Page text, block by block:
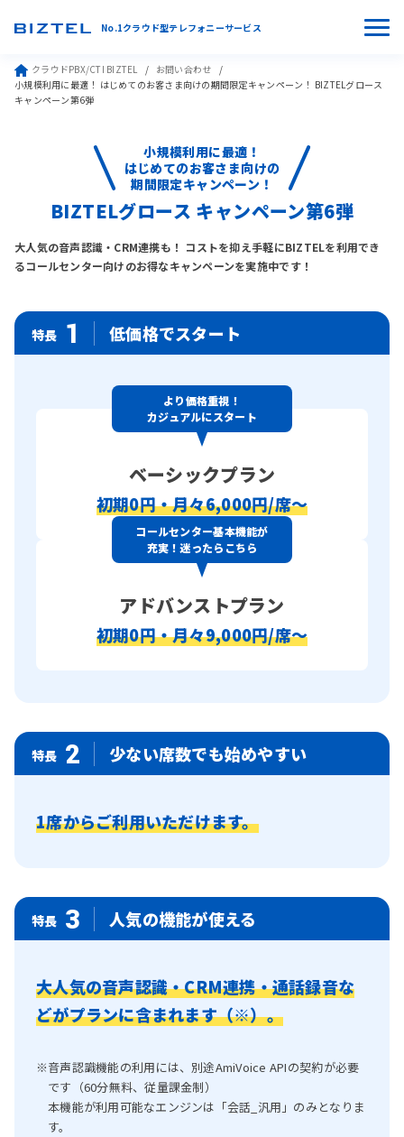
No.1クラウド型テレフォニーサービス
クラウドPBX/CTI BIZTEL
お問い合わせ
小規模利用に最適！ はじめてのお客さま向けの期間限定キャンペーン！ BIZTELグロース
キャンペーン第6弾
小規模利用に最適！
はじめてのお客さま向けの
期間限定キャンペーン！
BIZTELグロース キャンペーン第6弾
大人気の音声認識・CRM連携も！ コストを抑え手軽にBIZTELを利用でき
るコールセンター向けのお得なキャンペーンを実施中です！
特長 1 低価格でスタート
より価格重視！
カジュアルにスタート
ベーシックプラン
初期0円・月々6,000円/席〜
コールセンター基本機能が
充実！迷ったらこちら
アドバンストプラン
初期0円・月々9,000円/席〜
特長 2 少ない席数でも始めやすい
1席からご利用いただけます。
特長 3 人気の機能が使える
大人気の音声認識・CRM連携・通話録音な
どがプランに含まれます（※）。
音声認識機能の利用には、別途AmiVoice APIの契約が必要
です（60分無料、従量課金制）
本機能が利用可能なエンジンは「会話_汎用」のみとなりま
す。